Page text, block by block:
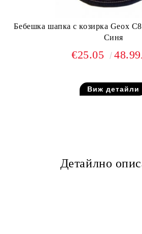
Бебешка шапка с козирка Geox
Синя
€25.05
Виж детайли
Детайлно